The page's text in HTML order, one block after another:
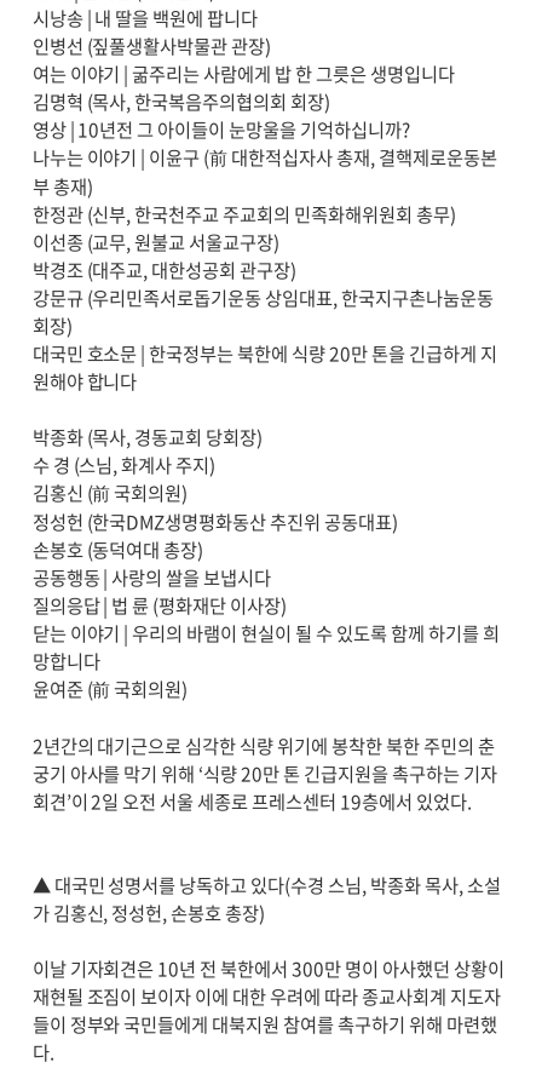
시낭송 | 내 딸을 백원에 팝니다
인병선 (짚풀생활사박물관 관장)
여는 이야기 | 굶주리는 사람에게 밥 한 그릇은 생명입니다
김명혁 (목사, 한국복음주의협의회 회장)
영상 | 10년전 그 아이들이 눈망울을 기억하십니까?
나누는 이야기 | 이윤구 (前 대한적십자사 총재, 결핵제로운동본
부 총재)
한정관 (신부, 한국천주교 주교회의 민족화해위원회 총무)
이선종 (교무, 원불교 서울교구장)
박경조 (대주교, 대한성공회 관구장)
강문규 (우리민족서로돕기운동 상임대표, 한국지구촌나눔운동
회장)
대국민 호소문 | 한국정부는 북한에 식량 20만 톤을 긴급하게 지
원해야 합니다
박종화 (목사, 경동교회 당회장)
수 경 (스님, 화계사 주지)
김홍신 (前 국회의원)
정성헌 (한국DMZ생명평화동산 추진위 공동대표)
손봉호 (동덕여대 총장)
공동행동 | 사랑의 쌀을 보냅시다
질의응답 | 법 륜 (평화재단 이사장)
닫는 이야기 | 우리의 바램이 현실이 될 수 있도록 함께 하기를 희
망합니다
윤여준 (前 국회의원)
2년간의 대기근으로 심각한 식량 위기에 봉착한 북한 주민의 춘
궁기 아사를 막기 위해 ‘식량 20만 톤 긴급지원을 촉구하는 기자
회견’이 2일 오전 서울 세종로 프레스센터 19층에서 있었다.
▲ 대국민 성명서를 낭독하고 있다(수경 스님, 박종화 목사, 소설
가 김홍신, 정성헌, 손봉호 총장)
이날 기자회견은 10년 전 북한에서 300만 명이 아사했던 상황이
재현될 조짐이 보이자 이에 대한 우려에 따라 종교사회계 지도자
들이 정부와 국민들에게 대북지원 참여를 촉구하기 위해 마련했
다.